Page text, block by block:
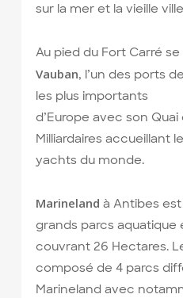
sur la mer et la vieille
Au pied du Fort Carré se
Vauban, l’un des ports
les plus importants
d’Europe avec son Quai
Milliardaires accueillant
yachts du monde.
Marineland à Antibes est
grands parcs aquatique
couvrant 26 Hectares.
composé de 4 parcs
Marineland avec